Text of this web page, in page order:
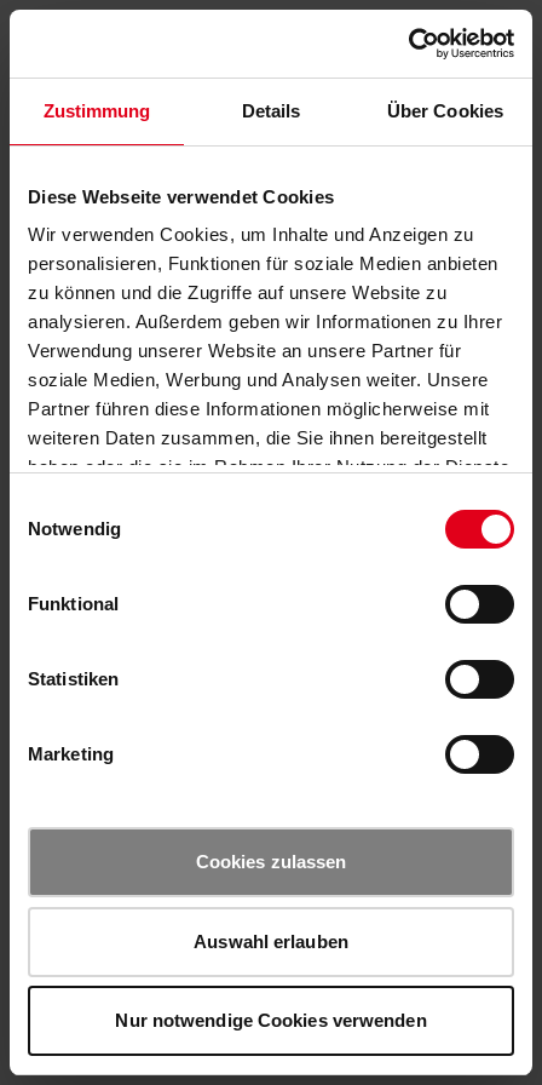
Zustimmung Details Über Cookies
Diese Webseite verwendet Cookies
Wir verwenden Cookies, um Inhalte und Anzeigen zu
personalisieren, Funktionen für soziale Medien anbieten
zu können und die Zugriffe auf unsere Website zu
analysieren. Außerdem geben wir Informationen zu Ihrer
Verwendung unserer Website an unsere Partner für
soziale Medien, Werbung und Analysen weiter. Unsere
Partner führen diese Informationen möglicherweise mit
weiteren Daten zusammen, die Sie ihnen bereitgestellt
haben oder die sie im Rahmen Ihrer Nutzung der Dienste
Notwendig
Funktional
Statistiken
Marketing
Cookies zulassen
Auswahl erlauben
Nur notwendige Cookies verwenden